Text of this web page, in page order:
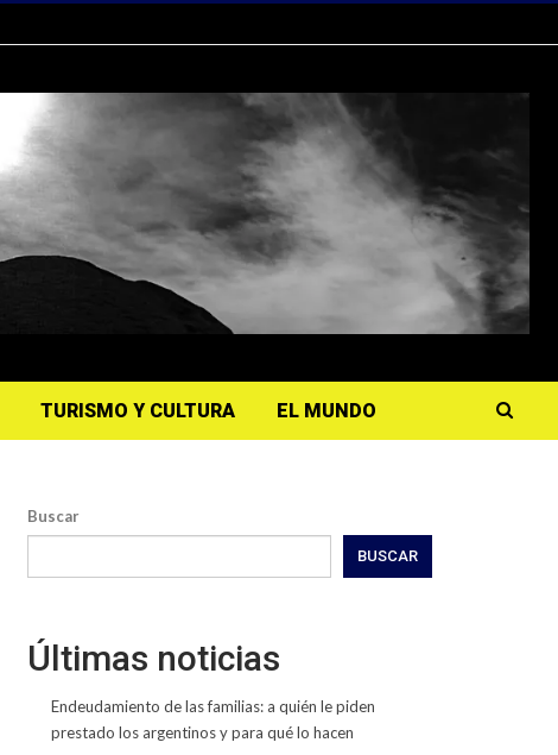
TURISMO Y CULTURA EL MUNDO
Buscar
BUSCAR
Últimas noticias
Endeudamiento de las familias: a quién le piden
prestado los argentinos y para qué lo hacen